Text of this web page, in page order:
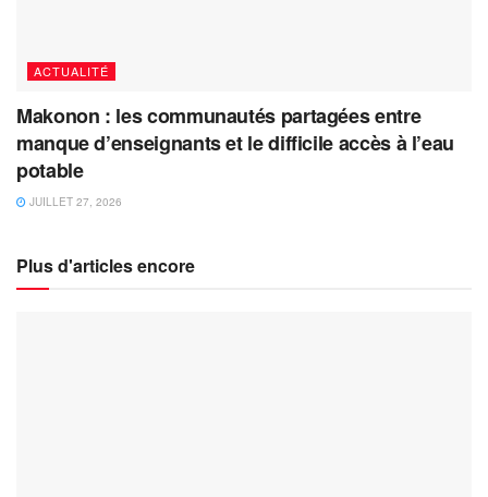
ACTUALITÉ
Makonon : les communautés partagées entre
manque d’enseignants et le difficile accès à l’eau
potable
JUILLET 27, 2026
Plus d'articles encore